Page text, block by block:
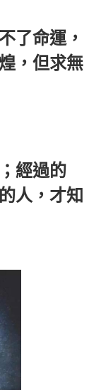
了命運，
，但求無
經過的
人，才知